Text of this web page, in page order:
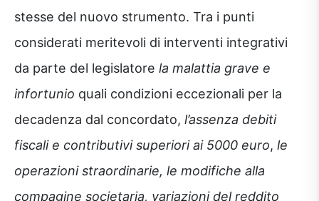
stesse del nuovo strumento. Tra i punti
considerati meritevoli di interventi integrativi
da parte del legislatore la malattia grave e
infortunio quali condizioni eccezionali per la
decadenza dal concordato, l’assenza debiti
fiscali e contributivi superiori ai 5000 euro, le
operazioni straordinarie, le modifiche alla
compagine societaria, variazioni del reddito